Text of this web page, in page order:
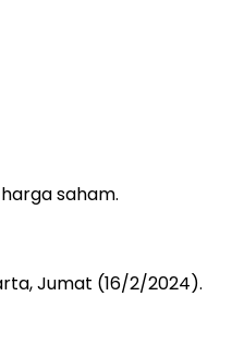
saham.
Jumat (16/2/2024).